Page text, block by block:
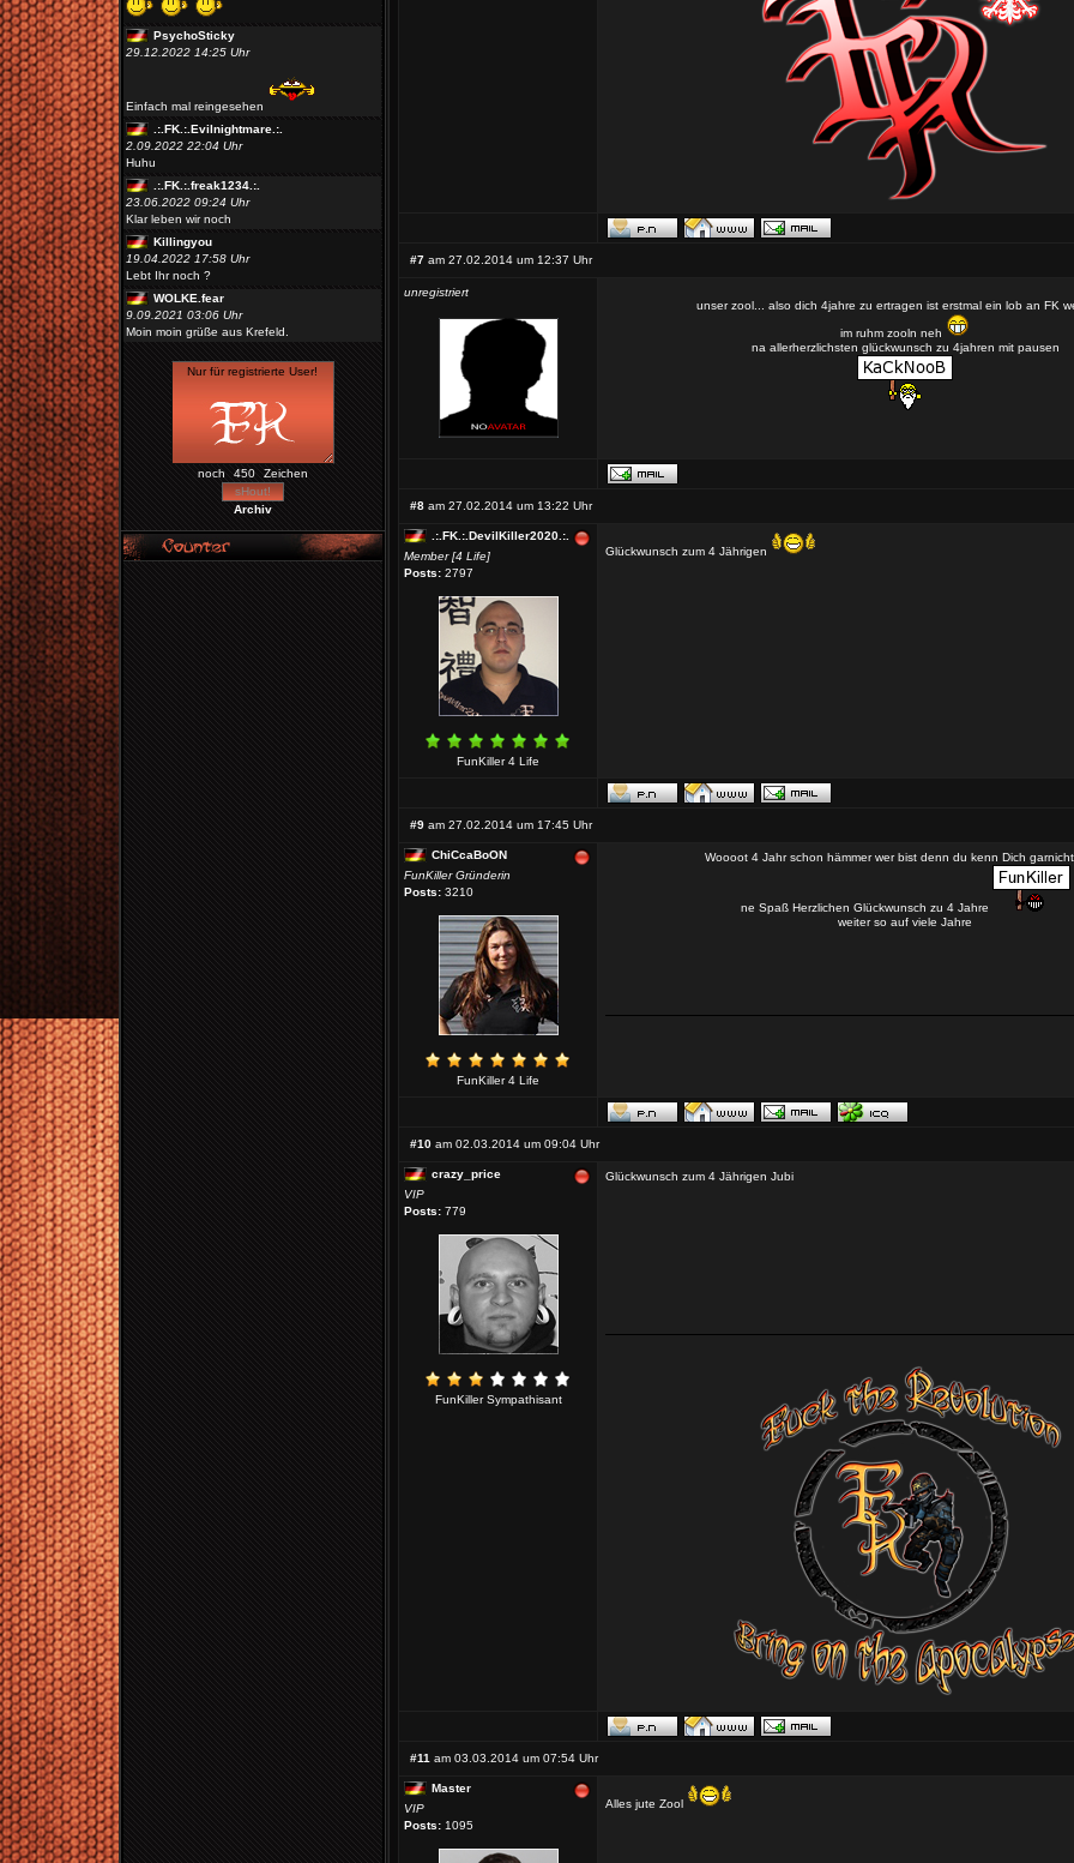
PsychoSticky
29.12.2022 14:25 Uhr
Einfach mal reingesehen
.:.FK.:.Evilnightmare.:.
2.09.2022 22:04 Uhr
Huhu
.:.FK.:.freak1234.:.
23.06.2022 09:24 Uhr
Klar leben wir noch
Killingyou
19.04.2022 17:58 Uhr
Lebt Ihr noch ?
WOLKE.fear
9.09.2021 03:06 Uhr
Moin moin grüße aus Krefeld.
noch Zeichen
Archiv
#7 am 27.02.2014 um 12:37 Uhr
unregistriert
unser zool... also dich 4jahre zu ertragen ist erstmal ein lob an FK
im ruhm zooln neh
na allerherzlichsten glückwunsch zu 4jahren mit pausen
#8 am 27.02.2014 um 13:22 Uhr
.:.FK.:.DevilKiller2020.:.
Member [4 Life]
Posts: 2797
FunKiller 4 Life
Glückwunsch zum 4 Jährigen
#9 am 27.02.2014 um 17:45 Uhr
ChiCcaBoON
FunKiller Gründerin
Posts: 3210
FunKiller 4 Life
Woooot 4 Jahr schon hämmer wer bist denn du kenn Dich
ne Spaß Herzlichen Glückwunsch zu 4 Jahre
weiter so auf viele Jahre
#10 am 02.03.2014 um 09:04 Uhr
crazy_price
VIP
Posts: 779
FunKiller Sympathisant
Glückwunsch zum 4 Jährigen Jubi
#11 am 03.03.2014 um 07:54 Uhr
Master
VIP
Posts: 1095
Alles jute Zool